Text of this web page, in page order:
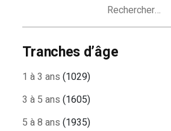
Tranches d’âge
1 à 3 ans (1029)
3 à 5 ans (1605)
5 à 8 ans (1935)